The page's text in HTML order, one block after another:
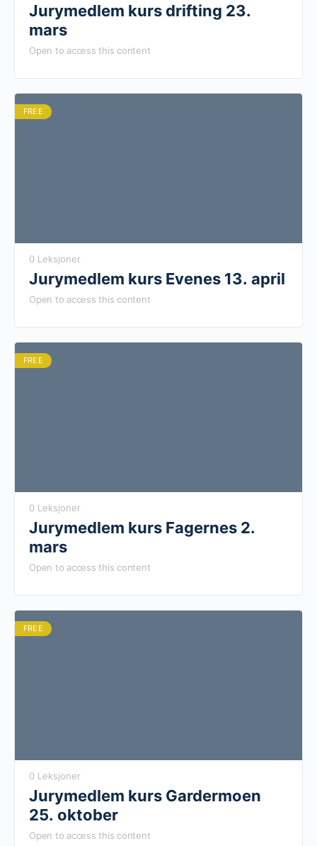
Jurymedlem kurs drifting 23.
mars
Open to access this content
FREE
0 Leksjoner
Jurymedlem kurs Evenes 13. april
Open to access this content
FREE
0 Leksjoner
Jurymedlem kurs Fagernes 2.
mars
Open to access this content
FREE
0 Leksjoner
Jurymedlem kurs Gardermoen
25. oktober
Open to access this content